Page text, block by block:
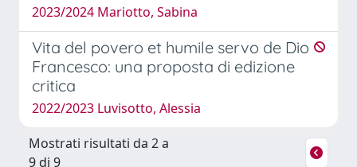
2023/2024 Mariotto, Sabina
Vita del povero et humile servo de Dio
Francesco: una proposta di edizione
critica
2022/2023 Luvisotto, Alessia
Mostrati risultati da 2 a
9 di 9